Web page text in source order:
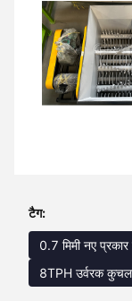
टैग:
0.7 मिमी नए प्रकार
8TPH उर्वरक